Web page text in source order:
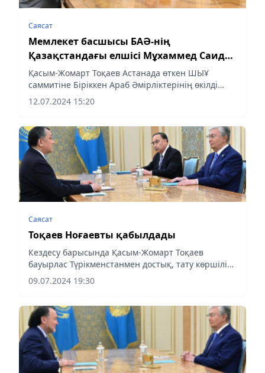
Саясат
Мемлекет басшысы БАӘ-нің
Қазақстандағы елшісі Мұхаммед Саид
Мұхаммед әл-Арикиді қабылдады
Қасым-Жомарт Тоқаев Астанада өткен ШЫҰ
саммитіне Біріккен Араб Әмірліктерінің өкілді
делегациясының қатысқаны үшін алғыс айтты.
Мемлекет басшысы еліміз БАӘ-мен көпжақты
12.07.2024 15:20
Саясат
Тоқаев Ноғаевты қабылдады
Кездесу барысында Қасым-Жомарт Тоқаев
бауырлас Түрікменстанмен достық, тату көршілік
және стратегиялық серіктестік байланыстарын
одан әрі нығайтудың маңыздылығын атап өтті.
09.07.2024 19:30